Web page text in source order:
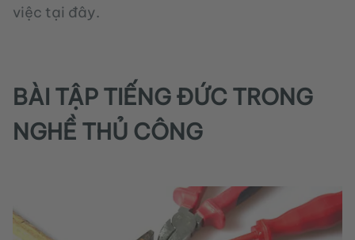
việc tại đây.
BÀI TẬP TIẾNG ĐỨC TRONG
NGHỀ THỦ CÔNG